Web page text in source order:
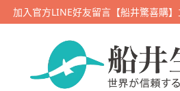
加入官方LINE好友留言【船井驚喜購